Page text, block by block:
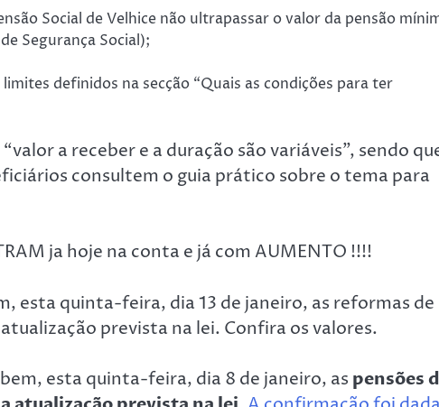
Social de Velhice não ultrapassar o valor da pensão
Segurança Social);
definidos na secção “Quais as condições para ter
a receber e a duração são variáveis”, sendo
consultem o guia prático sobre o tema para
ja hoje na conta e já com AUMENTO !!!!
esta quinta-feira, dia 13 de janeiro, as reformas de
prevista na lei. Confira os valores.
esta quinta-feira, dia 8 de janeiro, as pensões